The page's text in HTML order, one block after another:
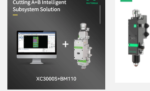
Lataa
Ota yhteyttä